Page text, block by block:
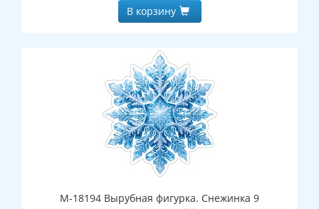
В корзину
М-18194 Вырубная фигурка. Снежинка 9